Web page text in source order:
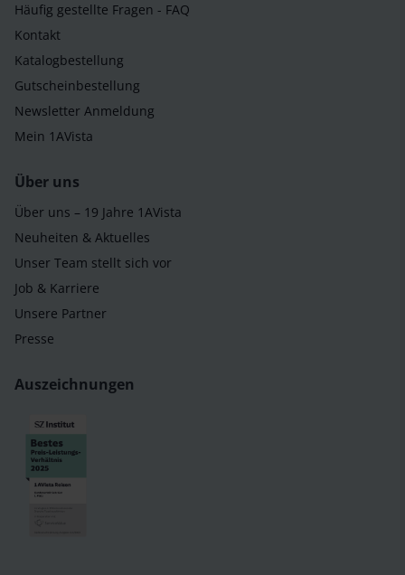
Häufig gestellte Fragen - FAQ
Kontakt
Katalogbestellung
Gutscheinbestellung
Newsletter Anmeldung
Mein 1AVista
Über uns
Über uns – 19 Jahre 1AVista
Neuheiten & Aktuelles
Unser Team stellt sich vor
Job & Karriere
Unsere Partner
Presse
Auszeichnungen